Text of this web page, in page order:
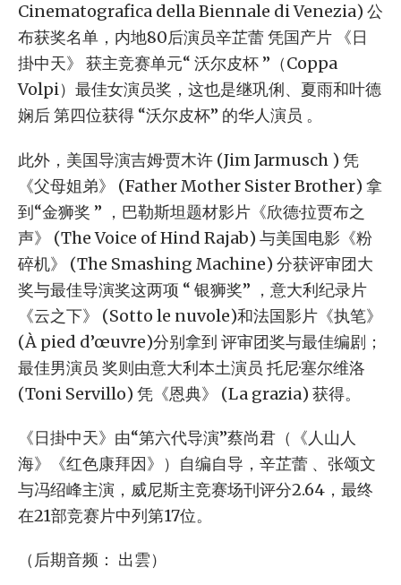
Cinematografica della Biennale di Venezia) 公
布获奖名单，内地80后演员辛芷蕾 凭国产片 《日
掛中天》 获主竞赛单元“ 沃尔皮杯 ”（Coppa
Volpi）最佳女演员奖，这也是继巩俐、夏雨和叶德
娴后 第四位获得 “沃尔皮杯” 的华人演员 。
此外，美国导演吉姆·贾木许 (Jim Jarmusch ) 凭
《父母姐弟》 (Father Mother Sister Brother) 拿
到“金狮奖 ” ，巴勒斯坦题材影片《欣德·拉贾布之
声》 (The Voice of Hind Rajab) 与美国电影《粉
碎机》 (The Smashing Machine) 分获评审团大
奖与最佳导演奖这两项 “ 银狮奖” ，意大利纪录片
《云之下》 (Sotto le nuvole)和法国影片《执笔》
(À pied d’œuvre)分别拿到 评审团奖与最佳编剧；
最佳男演员 奖则由意大利本土演员 托尼·塞尔维洛
(Toni Servillo) 凭《恩典》 (La grazia) 获得。
《日掛中天》由“第六代导演”蔡尚君（《人山人
海》《红色康拜因》）自编自导，辛芷蕾 、张颂文
与冯绍峰主演，威尼斯主竞赛场刊评分2.64，最终
在21部竞赛片中列第17位。
（后期音频： 出雲）